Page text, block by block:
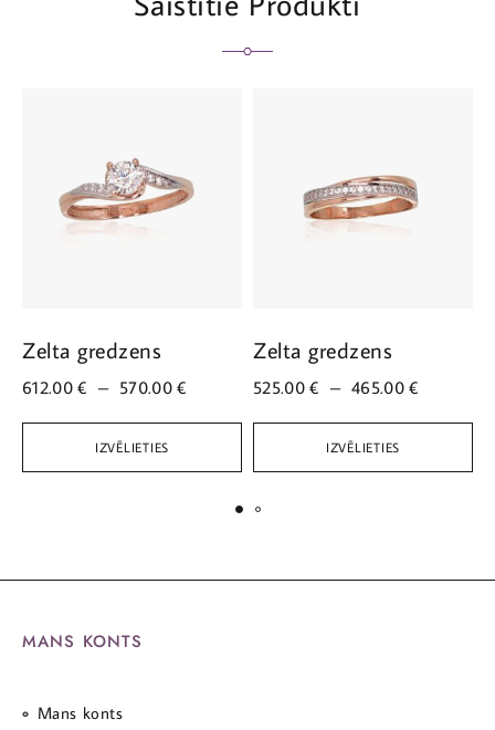
IZVĒLIETIES
Zelta gredzens
570.00€
–
612.00€
IZVĒLIETIES
Zelta gredzens
465.00€
–
525.00€
MANS KONTS
Mans konts